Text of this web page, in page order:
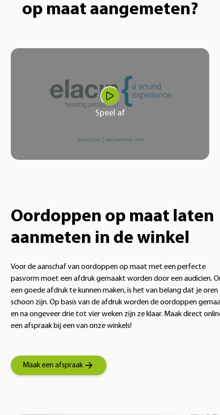
op maat aangemeten?
Speel af
Oordoppen op maat laten
aanmeten in de winkel
Voor de aanschaf van oordoppen op maat met een perfecte
pasvorm moet een afdruk gemaakt worden door een audicien.
een goede afdruk te kunnen maken, is het van belang dat je oren
schoon zijn. Op basis van de afdruk worden de oordoppen
en na ongeveer drie tot vier weken zijn ze klaar. Maak direct
een afspraak bij een van onze winkels!
Maak een afspraak